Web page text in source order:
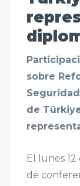
sobre
de
El lunes
de